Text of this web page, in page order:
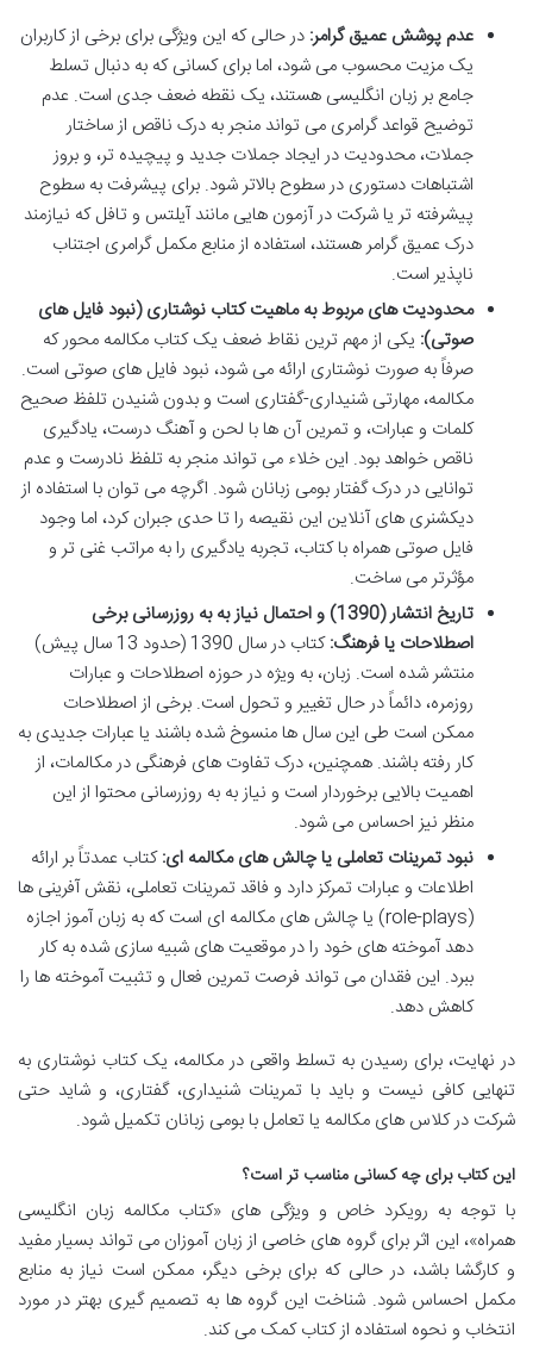
عدم پوشش عمیق گرامر: در حالی که این ویژگی برای برخی از کاربران
یک مزیت محسوب می شود، اما برای کسانی که به دنبال تسلط
جامع بر زبان انگلیسی هستند، یک نقطه ضعف جدی است. عدم
توضیح قواعد گرامری می تواند منجر به درک ناقص از ساختار
جملات، محدودیت در ایجاد جملات جدید و پیچیده تر، و بروز
اشتباهات دستوری در سطوح بالاتر شود. برای پیشرفت به سطوح
پیشرفته تر یا شرکت در آزمون هایی مانند آیلتس و تافل که نیازمند
درک عمیق گرامر هستند، استفاده از منابع مکمل گرامری اجتناب
ناپذیر است.
محدودیت های مربوط به ماهیت کتاب نوشتاری (نبود فایل های
صوتی): یکی از مهم ترین نقاط ضعف یک کتاب مکالمه محور که
صرفاً به صورت نوشتاری ارائه می شود، نبود فایل های صوتی است.
مکالمه، مهارتی شنیداری-گفتاری است و بدون شنیدن تلفظ صحیح
کلمات و عبارات، و تمرین آن ها با لحن و آهنگ درست، یادگیری
ناقص خواهد بود. این خلاء می تواند منجر به تلفظ نادرست و عدم
توانایی در درک گفتار بومی زبانان شود. اگرچه می توان با استفاده از
دیکشنری های آنلاین این نقیصه را تا حدی جبران کرد، اما وجود
فایل صوتی همراه با کتاب، تجربه یادگیری را به مراتب غنی تر و
مؤثرتر می ساخت.
تاریخ انتشار (1390) و احتمال نیاز به به روزرسانی برخی
اصطلاحات یا فرهنگ:
کتاب در سال 1390 (حدود 13 سال پیش)
منتشر شده است. زبان، به ویژه در حوزه اصطلاحات و عبارات
روزمره، دائماً در حال تغییر و تحول است. برخی از اصطلاحات
ممکن است طی این سال ها منسوخ شده باشند یا عبارات جدیدی به
کار رفته باشند. همچنین، درک تفاوت های فرهنگی در مکالمات، از
اهمیت بالایی برخوردار است و نیاز به به روزرسانی محتوا از این
منظر نیز احساس می شود.
نبود تمرینات تعاملی یا چالش های مکالمه ای:کتاب عمدتاً بر ارائه
اطلاعات و عبارات تمرکز دارد و فاقد تمرینات تعاملی، نقش آفرینی ها
(role-plays) یا چالش های مکالمه ای است که به زبان آموز اجازه
دهد آموخته های خود را در موقعیت های شبیه سازی شده به کار
ببرد. این فقدان می تواند فرصت تمرین فعال و تثبیت آموخته ها را
کاهش دهد.
در نهایت، برای رسیدن به تسلط واقعی در مکالمه، یک کتاب نوشتاری به
تنهایی کافی نیست و باید با تمرینات شنیداری، گفتاری، و شاید حتی
شرکت در کلاس های مکالمه یا تعامل با بومی زبانان تکمیل شود.
این کتاب برای چه کسانی مناسب تر است؟
با توجه به رویکرد خاص و ویژگی های «کتاب مکالمه زبان انگلیسی
همراه»، این اثر برای گروه های خاصی از زبان آموزان می تواند بسیار مفید
و کارگشا باشد، در حالی که برای برخی دیگر، ممکن است نیاز به منابع
مکمل احساس شود. شناخت این گروه ها به تصمیم گیری بهتر در مورد
انتخاب و نحوه استفاده از کتاب کمک می کند.